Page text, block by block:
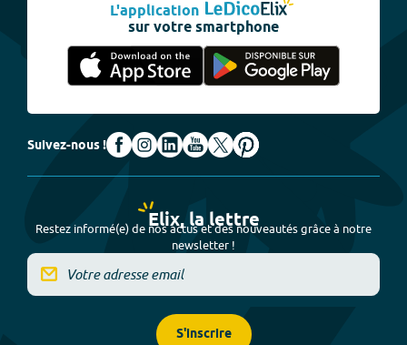
L'application
sur votre smartphone
Suivez-nous !
Elix, la lettre
Restez informé(e) de nos actus et des nouveautés grâce à notre
newsletter !
S'inscrire